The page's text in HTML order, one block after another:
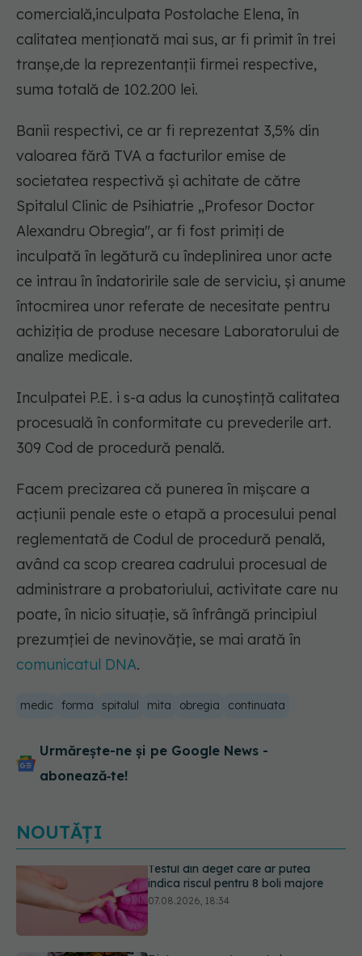
comercială,inculpata Postolache Elena, în
calitatea menționată mai sus, ar fi primit în trei
tranșe,de la reprezentanții firmei respective,
suma totală de 102.200 lei.
Banii respectivi, ce ar fi reprezentat 3,5% din
valoarea fără TVA a facturilor emise de
societatea respectivă și achitate de către
Spitalul Clinic de Psihiatrie „Profesor Doctor
Alexandru Obregia", ar fi fost primiți de
inculpată în legătură cu îndeplinirea unor acte
ce intrau în îndatoririle sale de serviciu, și anume
întocmirea unor referate de necesitate pentru
achiziția de produse necesare Laboratorului de
analize medicale.
Inculpatei P.E. i s-a adus la cunoştinţă calitatea
procesuală în conformitate cu prevederile art.
309 Cod de procedură penală.
Facem precizarea că punerea în mișcare a
acțiunii penale este o etapă a procesului penal
reglementată de Codul de procedură penală,
având ca scop crearea cadrului procesual de
administrare a probatoriului, activitate care nu
poate, în nicio situație, să înfrângă principiul
prezumției de nevinovăție, se mai arată în
comunicatul DNA.
medic forma spitalul mita obregia continuata
Urmărește-ne și pe Google News -
abonează‑te!
NOUTĂȚI
Dieta care poate crește brusc
colesterolul. Cine este mai expus